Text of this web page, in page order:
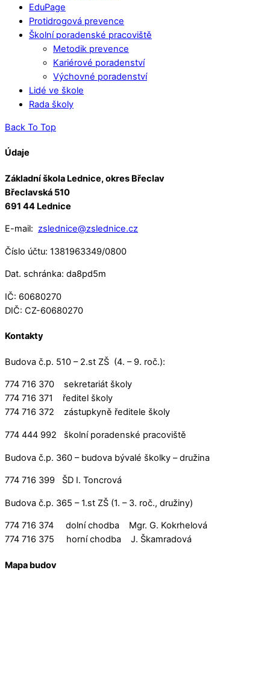
EduPage
Protidrogová prevence
Školní poradenské pracoviště
Metodik prevence
Kariérové poradenství
Výchovné poradenství
Lidé ve škole
Rada školy
Back To Top
Údaje
Základní škola Lednice, okres Břeclav
Břeclavská 510
691 44 Lednice
E-mail: zslednice@zslednice.cz
Číslo účtu: 1381963349/0800
Dat. schránka: da8pd5m
IČ: 60680270
DIČ: CZ-60680270
Kontakty
Budova č.p. 510 – 2.st ZŠ (4. – 9. roč.):
774 716 370 sekretariát školy
774 716 371 ředitel školy
774 716 372 zástupkyně ředitele školy
774 444 992 školní poradenské pracoviště
Budova č.p. 360 – budova bývalé školky – družina
774 716 399 ŠD I. Toncrová
Budova č.p. 365 – 1.st ZŠ (1. – 3. roč., družiny)
774 716 374 dolní chodba Mgr. G. Kokrhelová
774 716 375 horní chodba J. Škamradová
Mapa budov